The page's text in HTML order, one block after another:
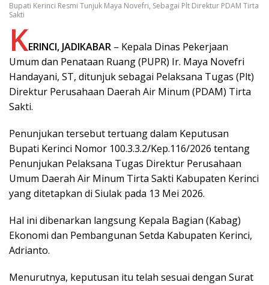
Bupati Kerinci Resmi Tunjuk Maya Novefri, Sebagai Plt Direktur PDAM Tirta
Sakti
KERINCI, JADIKABAR – Kepala Dinas Pekerjaan
Umum dan Penataan Ruang (PUPR) Ir. Maya Novefri
Handayani, ST, ditunjuk sebagai Pelaksana Tugas (Plt)
Direktur Perusahaan Daerah Air Minum (PDAM) Tirta
Sakti.
Penunjukan tersebut tertuang dalam Keputusan
Bupati Kerinci Nomor 100.3.3.2/Kep.116/2026 tentang
Penunjukan Pelaksana Tugas Direktur Perusahaan
Umum Daerah Air Minum Tirta Sakti Kabupaten Kerinci
yang ditetapkan di Siulak pada 13 Mei 2026.
Hal ini dibenarkan langsung Kepala Bagian (Kabag)
Ekonomi dan Pembangunan Setda Kabupaten Kerinci,
Adrianto.
Menurutnya, keputusan itu telah sesuai dengan Surat